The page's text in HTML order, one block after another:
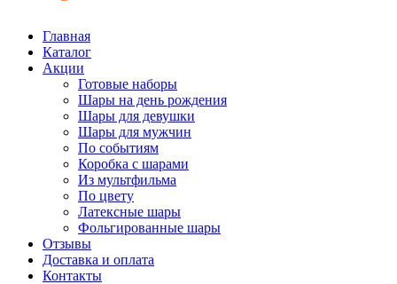
Главная
Каталог
Акции
Готовые наборы
Шары на день рождения
Шары для девушки
Шары для мужчин
По событиям
Коробка с шарами
Из мультфильма
По цвету
Латексные шары
Фольгированные шары
Отзывы
Доставка и оплата
Контакты